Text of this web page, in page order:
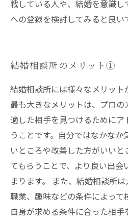
戦している人や、結婚を意識
への登録を検討してみると良い
結婚相談所のメリット①
結婚相談所には様々なメリット
最も大きなメリットは、プロ
適した相手を見つけるために
うことです。自分ではなかな
いところや改善した方がいい
てもらうことで、より良い出会
まります。 また、結婚相談所
職業、趣味などの条件によっ
自身が求める条件に合った相